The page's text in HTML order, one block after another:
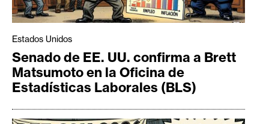
Estados Unidos
Senado de EE. UU. confirma a Brett
Matsumoto en la Oficina de
Estadísticas Laborales (BLS)